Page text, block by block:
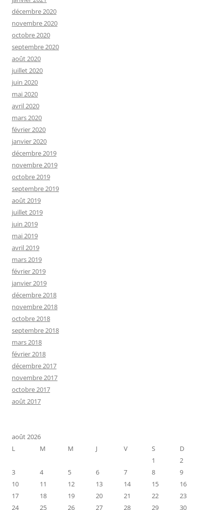
décembre 2020
novembre 2020
octobre 2020
septembre 2020
août 2020
juillet 2020
juin 2020
mai 2020
avril 2020
mars 2020
février 2020
janvier 2020
décembre 2019
novembre 2019
octobre 2019
septembre 2019
août 2019
juillet 2019
juin 2019
mai 2019
avril 2019
mars 2019
février 2019
janvier 2019
décembre 2018
novembre 2018
octobre 2018
septembre 2018
mars 2018
février 2018
décembre 2017
novembre 2017
octobre 2017
août 2017
août 2026
L
M M J V S
D
1
2
3
4 5 6 7 8
9
10
11 12 13 14 15
16
17
18 19 20 21 22
23
24
25 26 27 28 29 30